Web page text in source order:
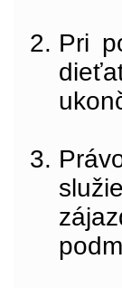
Pri